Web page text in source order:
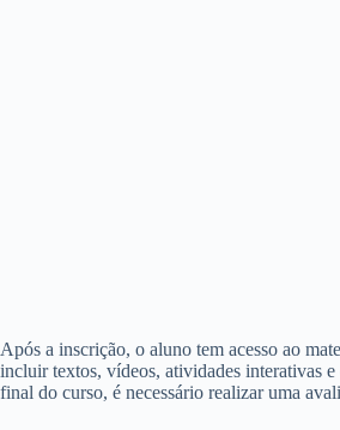
Após a inscrição, o aluno tem acesso ao
incluir textos, vídeos, atividades interativas
final do curso, é necessário realizar uma